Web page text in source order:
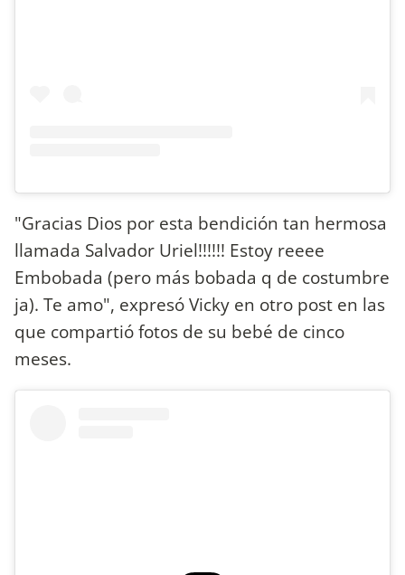
"Gracias Dios por esta bendición tan hermosa
llamada Salvador Uriel!!!!!! Estoy reeee
Embobada (pero más bobada q de costumbre
ja). Te amo", expresó Vicky en otro post en las
que compartió fotos de su bebé de cinco
meses.